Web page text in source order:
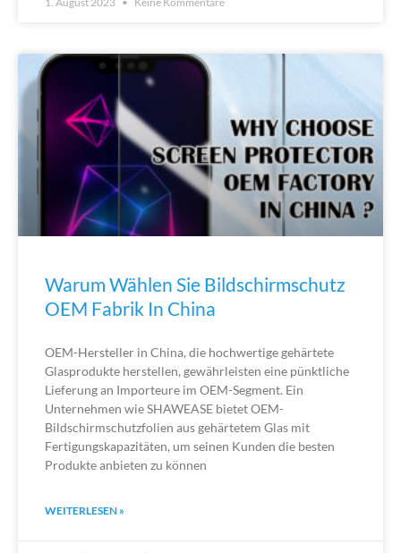
Warum Wählen Sie Bildschirmschutz
OEM Fabrik In China
OEM-Hersteller in China, die hochwertige gehärtete
Glasprodukte herstellen, gewährleisten eine pünktliche
Lieferung an Importeure im OEM-Segment. Ein
Unternehmen wie SHAWEASE bietet OEM-
Bildschirmschutzfolien aus gehärtetem Glas mit
Fertigungskapazitäten, um seinen Kunden die besten
Produkte anbieten zu können
WEITERLESEN »